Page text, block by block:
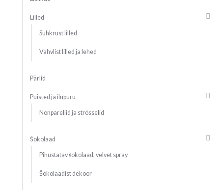
Lilled
Suhkrust lilled
Vahvlist lilled ja lehed
Pärlid
Puisted ja ilupuru
Nonparellid ja strösselid
Šokolaad
Pihustatav šokolaad, velvet spray
Šokolaadist dekoor